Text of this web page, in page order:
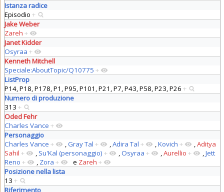
Istanza radice
Episodio +
Jake Weber
Zareh +
Janet Kidder
Osyraa +
Kenneth Mitchell
Speciale:AboutTopic/Q10775 +
ListProp
P14, P18, P178, P1, P95, P101, P21, P7, P43, P58, P23, P26 +
Numero di produzione
313 +
Oded Fehr
Charles Vance +
Personaggio
Charles Vance + ,Gray Tal + ,Adira Tal + ,Kovich + ,Aditya
Sahil + , Su'Kal (personaggio) + ,Osyraa + ,Aurellio + ,Jett
Reno + , Zora + e Zareh +
Posizione nella lista
13 +
Riferimento